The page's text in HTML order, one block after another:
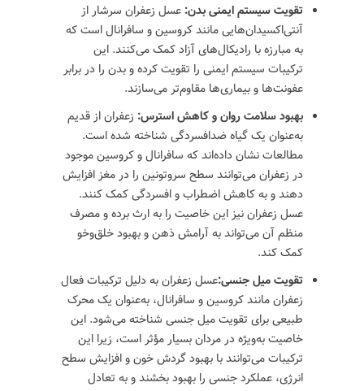
تقویت سیستم ایمنی بدن: عسل زعفران سرشار از
آنتی‌اکسیدان‌هایی مانند کروسین و سافرانال است که
به مبارزه با رادیکال‌های آزاد کمک می‌کنند. این
ترکیبات سیستم ایمنی را تقویت کرده و بدن را در برابر
عفونت‌ها و بیماری‌ها مقاوم‌تر می‌سازند.
بهبود سلامت روان و کاهش استرس: زعفران از قدیم
به‌عنوان یک گیاه ضدافسردگی شناخته شده است.
مطالعات نشان داده‌اند که سافرانال و کروسین موجود
در زعفران می‌توانند سطح سروتونین را در مغز افزایش
دهند و به کاهش اضطراب و افسردگی کمک کنند.
عسل زعفران نیز این خاصیت را به ارث برده و مصرف
منظم آن می‌تواند به آرامش ذهن و بهبود خلق‌وخو
کمک کند.
تقویت میل جنسی:عسل زعفران به دلیل ترکیبات فعال
زعفران مانند کروسین و سافرانال، به‌عنوان یک محرک
طبیعی برای تقویت میل جنسی شناخته می‌شود. این
خاصیت به‌ویژه در مردان بسیار مؤثر است، زیرا این
ترکیبات می‌توانند با بهبود گردش خون و افزایش سطح
انرژی، عملکرد جنسی را بهبود بخشند و به تعادل